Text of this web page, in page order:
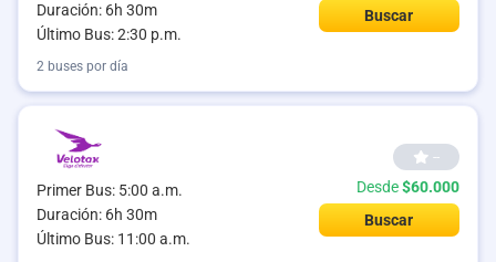
Duración: 6h 30m
Último Bus: 2:30 p.m.
Buscar
2 buses por día
Primer Bus: 5:00 a.m.
Duración: 6h 30m
Último Bus: 11:00 a.m.
--
Desde$60.000
Buscar